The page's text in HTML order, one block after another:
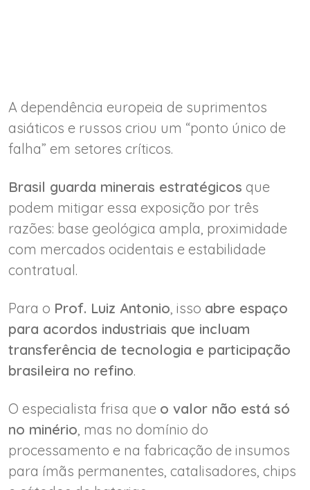
A dependência europeia de suprimentos
asiáticos e russos criou um “ponto único de
falha” em setores críticos.
Brasil guarda minerais estratégicos que
podem mitigar essa exposição por três
razões: base geológica ampla, proximidade
com mercados ocidentais e estabilidade
contratual.
Para o Prof. Luiz Antonio , isso abre espaço
para acordos industriais que incluam
transferência de tecnologia e participação
brasileira no refino.
O especialista frisa que o valor não está só
no minério , mas no domínio do
processamento e na fabricação de insumos
para ímãs permanentes, catalisadores, chips